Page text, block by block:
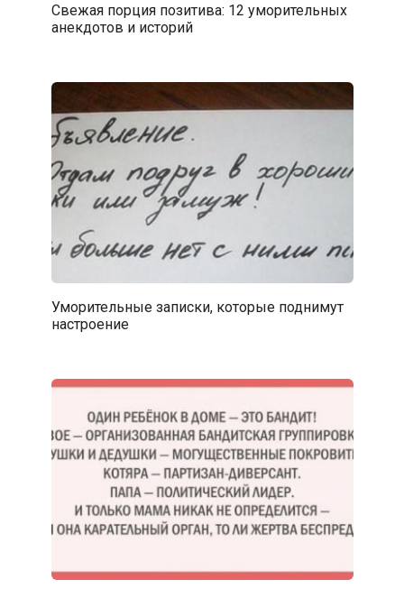
Свежая порция позитива: 12 уморительных
анекдотов и историй
Уморительные записки, которые поднимут
настроение